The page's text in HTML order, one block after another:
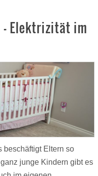
Elektrizität im
beschäftigt Eltern so
junge Kindern gibt es